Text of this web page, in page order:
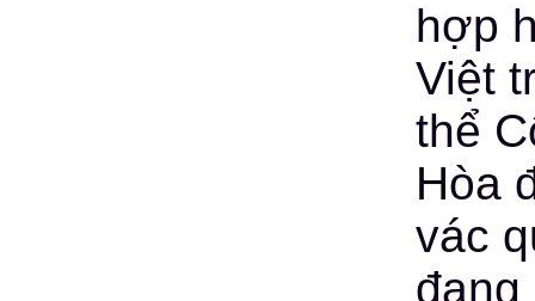
hợp
Việt
thể
Hòa
vác
đang